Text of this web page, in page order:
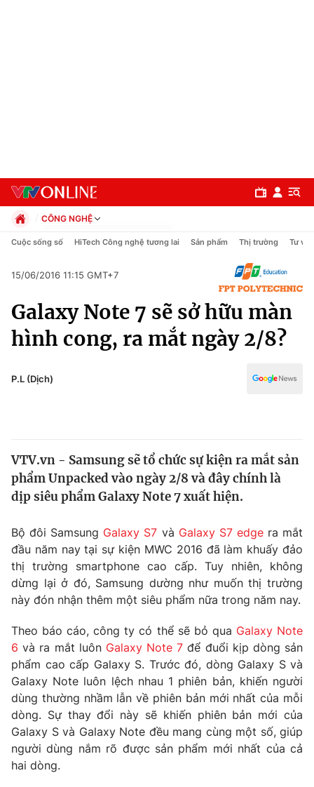
Chính trị
Thế giới
Thế giới đó đây
Câu chuyện quốc tế
Tài chính
Thị trường
Góc doanh nghiệp
Dữ liệu và đời sống
Truyền hình
Phim VTV
Hậu trường
Nhân vật
Khán giả
Giải sao mai
Giải trí
Điện ảnh
Âm nhạc
Sao
Đời sống
Du lịch
Làm đẹp
Chất lượng cuộc sống
Giáo dục
Tuyển sinh
Công nghệ
CÔNG NGHỆ
Chính trị
Pháp luật
Thể thao
Truyền hình
Văn hóa - Giải trí
Đời sống
Cuộc sống số HiTech Công nghệ tương lai Sản phẩm Thị trường Tư vấn
15/06/2016 11:15 GMT+7
Galaxy Note 7 sẽ sở hữu màn
hình cong, ra mắt ngày 2/8?
P.L (Dịch)
VTV.vn - Samsung sẽ tổ chức sự kiện ra mắt sản
phẩm Unpacked vào ngày 2/8 và đây chính là
dịp siêu phẩm Galaxy Note 7 xuất hiện.
Bộ đôi Samsung Galaxy S7 và Galaxy S7 edgera mắt
đầu năm nay tại sự kiện MWC 2016 đã làm khuấy đảo
thị trường smartphone cao cấp. Tuy nhiên, không
dừng lại ở đó, Samsung dường như muốn thị trường
này đón nhận thêm một siêu phẩm nữa trong năm nay.
Theo báo cáo, công ty có thể sẽ bỏ qua Galaxy Note
6 và ra mắt luôn Galaxy Note 7 để đuổi kịp dòng sản
phẩm cao cấp Galaxy S. Trước đó, dòng Galaxy S và
Galaxy Note luôn lệch nhau 1 phiên bản, khiến người
dùng thường nhầm lẫn về phiên bản mới nhất của mỗi
dòng. Sự thay đổi này sẽ khiến phiên bản mới của
Galaxy S và Galaxy Note đều mang cùng một số, giúp
người dùng nắm rõ được sản phẩm mới nhất của cả
hai dòng.